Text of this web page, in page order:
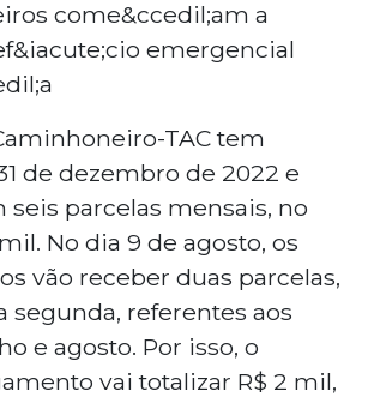
TAC tem
de dezembro de 2022 e
seis parcelas mensais, no
No dia 9 de agosto, os
vão receber duas parcelas,
segunda, referentes aos
e agosto. Por isso, o
vai totalizar R$ 2 mil,